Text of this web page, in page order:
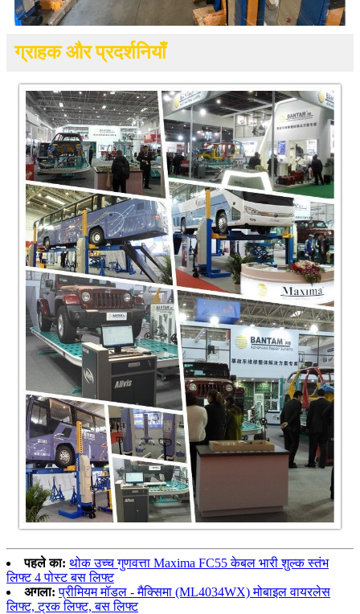
ग्राहक और प्रदर्शनियाँ
पहले का: थोक उच्च गुणवत्ता Maxima FC55 केबल भारी शुल्क स्तंभ
लिफ्ट 4 पोस्ट बस लिफ्ट
अगला: प्रीमियम मॉडल - मैक्सिमा (ML4034WX) मोबाइल वायरलेस
लिफ्ट, ट्रक लिफ्ट, बस लिफ्ट